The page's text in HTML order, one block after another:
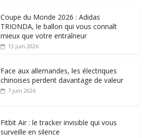
Coupe du Monde 2026 : Adidas
TRIONDA, le ballon qui vous connaît
mieux que votre entraîneur
13 juin 2026
Face aux allemandes, les électriques
chinoises perdent davantage de valeur
7 juin 2026
Fitbit Air : le tracker invisible qui vous
surveille en silence